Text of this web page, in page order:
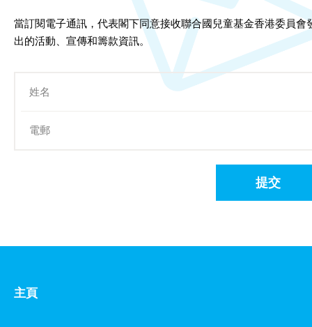
當訂閱電子通訊，代表閣下同意接收聯合國兒童基金香港委員會
出的活動、宣傳和籌款資訊。
提交
主頁